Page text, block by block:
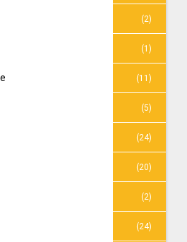
(2)
(1)
(11)
(5)
(24)
(20)
(2)
(24)